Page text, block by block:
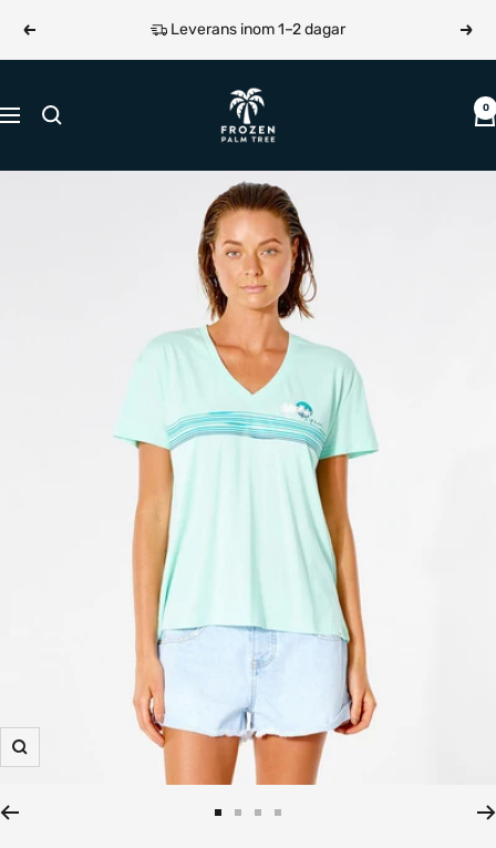
innehållet
Föregående Leverans inom 1–2 dagar
Navigering
Frozen
Palm
Tree
0
Zooma